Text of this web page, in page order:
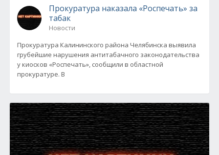
Прокуратура наказала «Роспечать» за
табак
Новости
Прокуратура Калининского района Челябинска выявила
грубейшие нарушения антитабачного законодательства
у киосков «Роспечать», сообщили в областной
прокуратуре. В